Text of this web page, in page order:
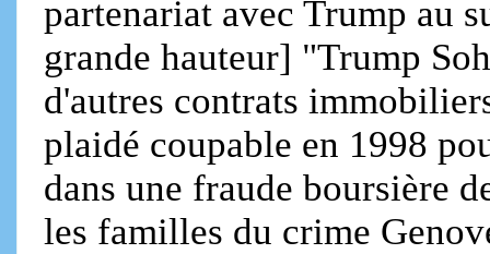
partenariat avec Trump au
grande hauteur] "Trump
d'autres contrats
plaidé coupable en 1998
dans une fraude boursière
les familles du crime